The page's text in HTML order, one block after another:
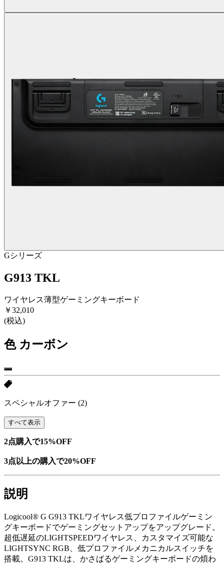
Gシリーズ
G913 TKL
ワイヤレス薄型ゲーミングキーボード
￥32,010
(税込)
色 カーボン
スペシャルオファー (2)
すべて表示
2点購入で15%OFF
3点以上の購入で20%OFF
説明
Logicool® G G913 TKLワイヤレス低プロファイルゲーミン
グキーボードでゲーミングセットアップをアップグレード。
超低遅延のLIGHTSPEEDワイヤレス、カスタマイズ可能な
LIGHTSYNC RGB、低プロファイルメカニカルスイッチを
搭載。G913 TKLは、かさばるゲーミングキーボードの煩わ